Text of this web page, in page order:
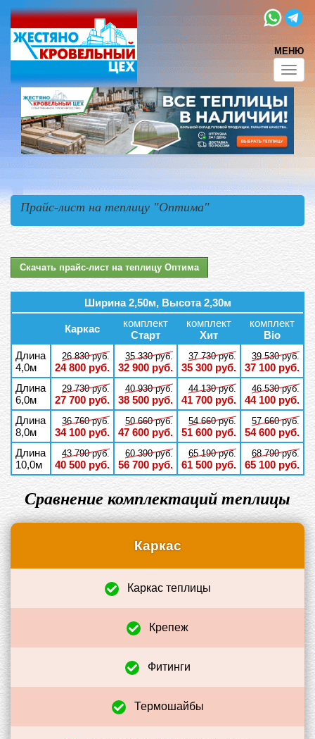
МЕНЮ
Прайс-лист на теплицу "Оптима"
Скачать прайс-лист на теплицу Оптима
Ширина 2,50м, Высота 2,30м
Каркас
комплект
Старт
комплект
Хит
комплект
Bio
Длина
4,0м
26 830 руб.
24 800 руб.
35 330 руб.
32 900 руб.
37 730 руб.
35 300 руб.
39 530 руб.
37 100 руб.
Длина
6,0м
29 730 руб.
27 700 руб.
40 930 руб.
38 500 руб.
44 130 руб.
41 700 руб.
46 530 руб.
44 100 руб.
Длина
8,0м
36 760 руб.
34 100 руб.
50 660 руб.
47 600 руб.
54 660 руб.
51 600 руб.
57 660 руб.
54 600 руб.
Длина
10,0м
43 790 руб.
40 500 руб.
60 390 руб.
56 700 руб.
65 190 руб.
61 500 руб.
68 790 руб.
65 100 руб.
Сравнение комплектаций теплицы
Каркас
Каркас теплицы
Крепеж
Фитинги
Термошайбы